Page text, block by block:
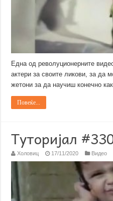
Една од револуционерните
актери за своите ликови, за да
жетони за да научиш конечно
Повеќе...
Туторијал
Холовиц 17/11/2020 Видео